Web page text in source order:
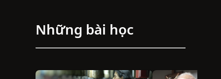
Những bài học